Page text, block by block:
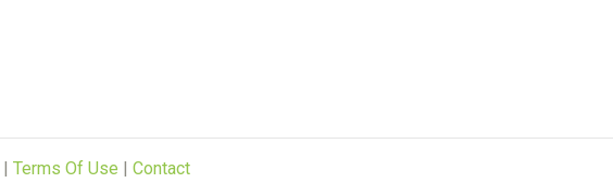
| Terms Of Use | Contact